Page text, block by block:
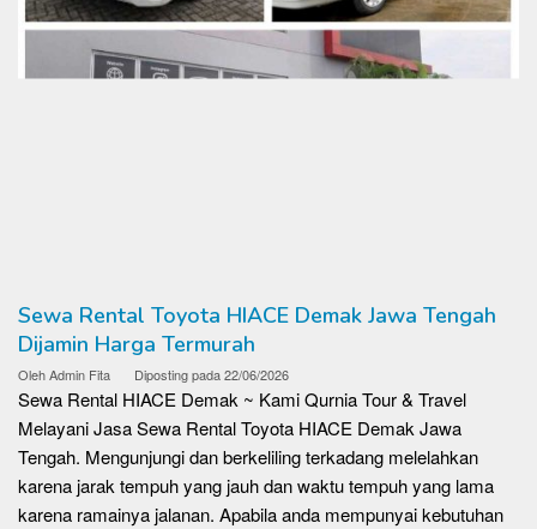
Sewa Rental Toyota HIACE Demak Jawa Tengah
Dijamin Harga Termurah
OlehAdmin Fita Diposting pada22/06/2026
Sewa Rental HIACE Demak ~ Kami Qurnia Tour & Travel
Melayani Jasa Sewa Rental Toyota HIACE Demak Jawa
Tengah. Mengunjungi dan berkeliling terkadang melelahkan
karena jarak tempuh yang jauh dan waktu tempuh yang lama
karena ramainya jalanan. Apabila anda mempunyai kebutuhan